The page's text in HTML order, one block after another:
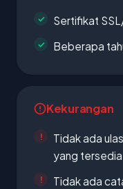
Sertifikat
Beberapa
Kekurangan
Tidak ada
yang tersedia
Tidak ada